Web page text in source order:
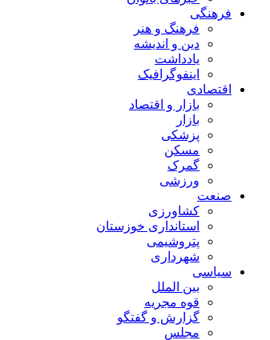
فرهنگی
فرهنگ و هنر
دین و اندیشه
یادداشت
اینفوگرافیک
اقتصادی
بازار و اقتصاد
بازار
پزشکی
مسکن
گمرک
ورزشی
صنعت
کشاورزی
استانداری خوزستان
پتروشیمی
شهرداری
سیاسی
بین الملل
قوه مجریه
گزارش و گفتگو
مجلس